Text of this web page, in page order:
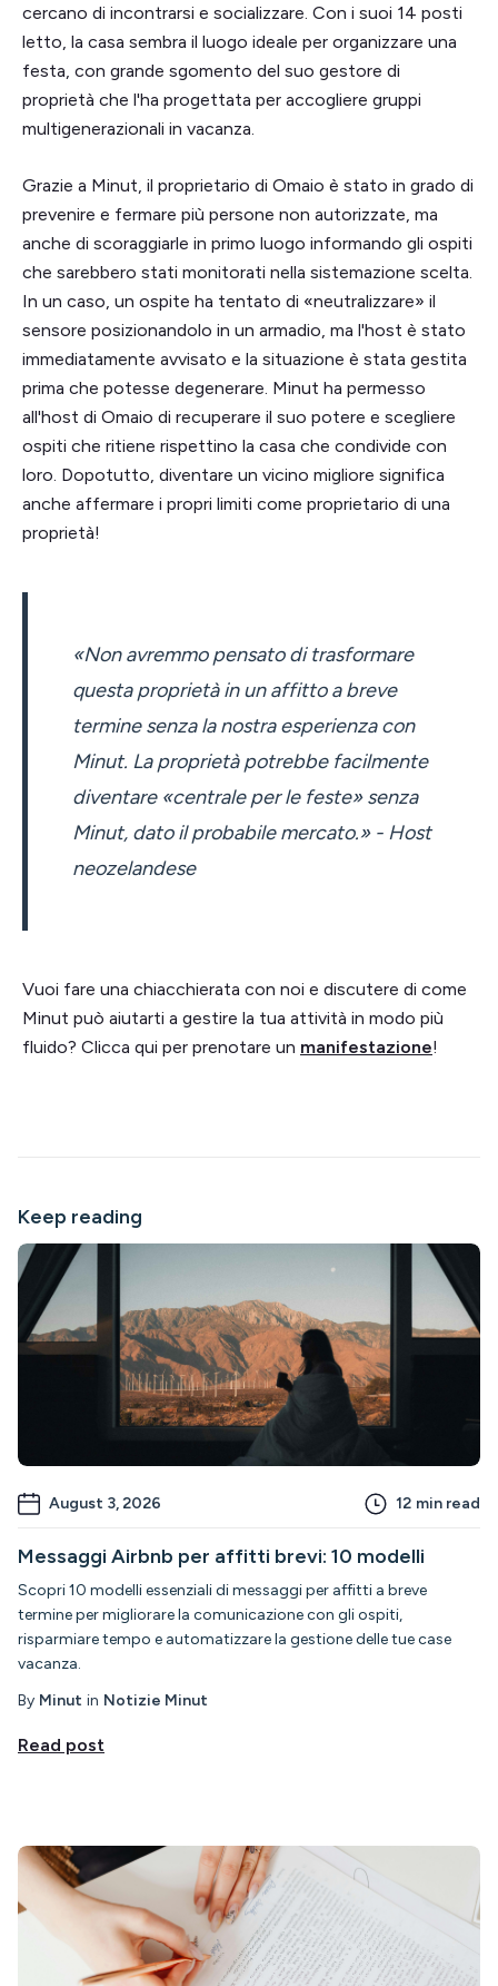
cercano di incontrarsi e socializzare. Con i suoi 14 posti
letto, la casa sembra il luogo ideale per organizzare una
festa, con grande sgomento del suo gestore di
proprietà che l'ha progettata per accogliere gruppi
multigenerazionali in vacanza.
Grazie a Minut, il proprietario di Omaio è stato in grado di
prevenire e fermare più persone non autorizzate, ma
anche di scoraggiarle in primo luogo informando gli ospiti
che sarebbero stati monitorati nella sistemazione scelta.
In un caso, un ospite ha tentato di «neutralizzare» il
sensore posizionandolo in un armadio, ma l'host è stato
immediatamente avvisato e la situazione è stata gestita
prima che potesse degenerare. Minut ha permesso
all'host di Omaio di recuperare il suo potere e scegliere
ospiti che ritiene rispettino la casa che condivide con
loro. Dopotutto, diventare un vicino migliore significa
anche affermare i propri limiti come proprietario di una
proprietà!
«Non avremmo pensato di trasformare
questa proprietà in un affitto a breve
termine senza la nostra esperienza con
Minut. La proprietà potrebbe facilmente
diventare «centrale per le feste» senza
Minut, dato il probabile mercato.» - Host
neozelandese
Vuoi fare una chiacchierata con noi e discutere di come
Minut può aiutarti a gestire la tua attività in modo più
fluido? Clicca qui per prenotare un manifestazione!
Keep reading
August 3, 2026 12 min read
Messaggi Airbnb per affitti brevi: 10 modelli
Scopri 10 modelli essenziali di messaggi per affitti a breve
termine per migliorare la comunicazione con gli ospiti,
risparmiare tempo e automatizzare la gestione delle tue case
vacanza.
By Minut in Notizie Minut
Read post